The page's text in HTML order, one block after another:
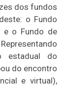
dos fundos
o Fundo
e o Fundo de
estadual do
do encontro
e virtual),